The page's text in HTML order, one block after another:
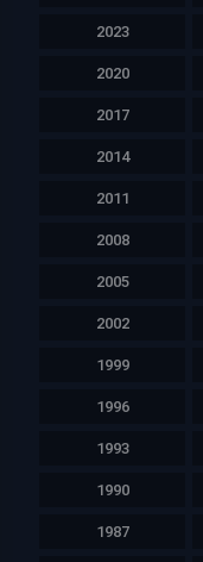
2023
2020
2017
2014
2011
2008
2005
2002
1999
1996
1993
1990
1987